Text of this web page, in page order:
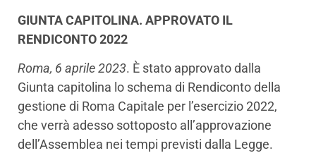
GIUNTA CAPITOLINA. APPROVATO IL
RENDICONTO 2022
Roma, 6 aprile 2023. È stato approvato dalla
Giunta capitolina lo schema di Rendiconto della
gestione di Roma Capitale per l’esercizio 2022,
che verrà adesso sottoposto all’approvazione
dell’Assemblea nei tempi previsti dalla Legge.